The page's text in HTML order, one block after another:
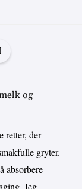
og
retter, der
gryter.
absorbere
Jeg